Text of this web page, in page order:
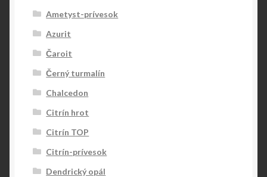
Ametyst-prívesok
Azurit
Čaroit
Černý turmalín
Chalcedon
Citrín hrot
Citrín TOP
Citrín-prívesok
Dendrický opál